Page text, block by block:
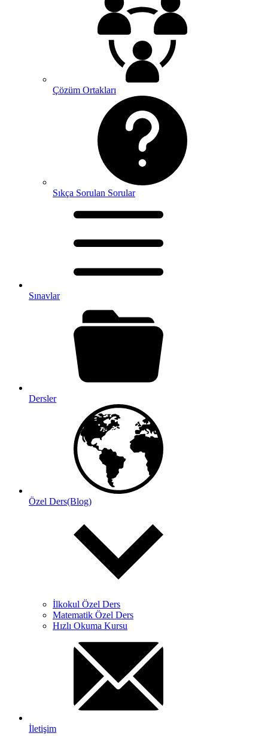
Çözüm Ortakları
Sıkça Sorulan Sorular
Sınavlar
Dersler
Özel Ders(Blog)
İlkokul Özel Ders
Matematik Özel Ders
Hızlı Okuma Kursu
İletişim